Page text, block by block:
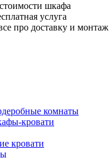
шкафа
услуга
про доставку и монтаж
комнаты
кровати
кровати